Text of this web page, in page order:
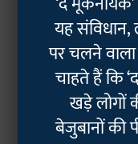
यह संविधान,
पर चलने
चाहते हैं कि
खड़े लोगों
बेजुबानों की